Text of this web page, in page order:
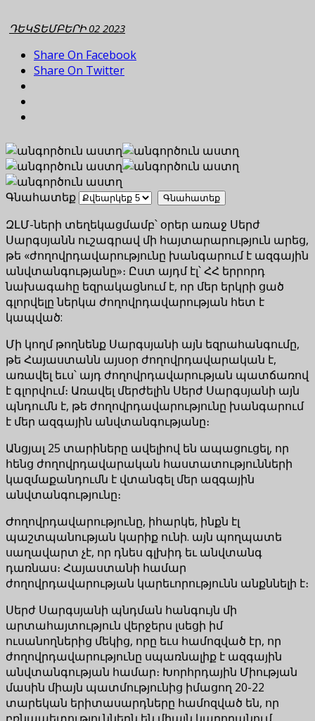
ԴԵԿՏԵՄԲԵՐԻ 02 2023
Share On Facebook
Share On Twitter
Գնահատեք
ԶԼՄ-ների տեղեկացմամբ՝ օրեր առաջ Սերժ
Սարգսյանն ուշագրավ մի հայտարարություն արեց,
թե «ժողովրդավարությունը խանգարում է ազգային
անվտանգությանը»։ Ըստ այդմ էլ՝ ՀՀ երրորդ
նախագահը եզրակացնում է, որ մեր երկրի ցած
գլորվելը ներկա ժողովրդավարության հետ է
կապված:
Մի կողմ թողնենք Սարգսյանի այն եզրահանգումը,
թե Հայաստանն այսօր ժողովրդավարական է,
առավել եւս՝ այդ ժողովրդավարության պատճառով
է գլորվում։ Առավել մերժելին Սերժ Սարգսյանի այն
պնդումն է, թե ժողովրդավարությունը խանգարում
է մեր ազգային անվտանգությանը։
Անցյալ 25 տարիները ավելիով են ապացուցել, որ
հենց ժողովրդավարական հաստատությունների
կազմաքանդումն է վտանգել մեր ազգային
անվտանգությունը։
Ժողովրդավարությունը, իհարկե, ինքն էլ
պաշտպանության կարիք ունի. այն պողպատե
սաղավարտ չէ, որ դնես գլխիդ եւ անվտանգ
դառնաս։ Հայաստանի համար
ժողովրդավարության կարեւորությունն անքննելի է։
Սերժ Սարգսյանի պնդման հանգույն մի
արտահայտություն վերջերս լսեցի իմ
ուսանողներից մեկից, որը եւս համոզված էր, որ
ժողովրդավարությունը սպառնալիք է ազգային
անվտանգության համար։ Խորհրդային Միության
մասին միայն պատմությունից իմացող 20-22
տարեկան երիտասարդները համոզված են, որ